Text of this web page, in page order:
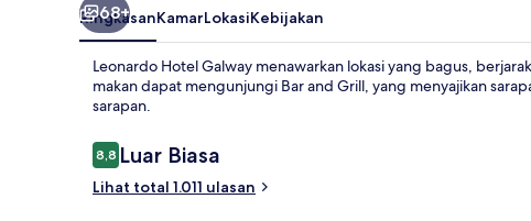
68+
RingkasanKamarLokasiKebijakan
Leonardo Hotel Galway menawarkan lokasi yang bagus,
makan dapat mengunjungi Bar and Grill, yang menyajikan
sarapan.
Ulasan
8,88,8 dari 10
Luar Biasa
Lihat total 1.011 ulasan